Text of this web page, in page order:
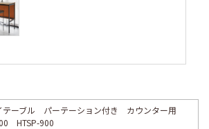
テーブル パーテーション付き カウンター用
HTSP-900